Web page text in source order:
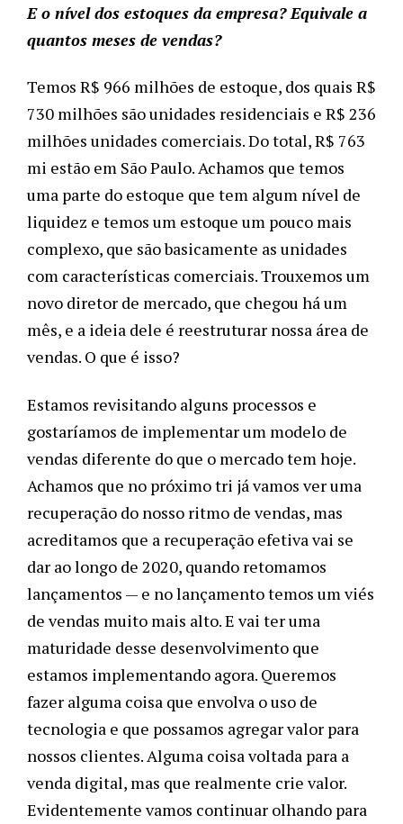
E o nível dos estoques da empresa? Equivale a
quantos meses de vendas?
Temos R$ 966 milhões de estoque, dos quais R$
730 milhões são unidades residenciais e R$ 236
milhões unidades comerciais. Do total, R$ 763
mi estão em São Paulo. Achamos que temos
uma parte do estoque que tem algum nível de
liquidez e temos um estoque um pouco mais
complexo, que são basicamente as unidades
com características comerciais. Trouxemos um
novo diretor de mercado, que chegou há um
mês, e a ideia dele é reestruturar nossa área de
vendas. O que é isso?
Estamos revisitando alguns processos e
gostaríamos de implementar um modelo de
vendas diferente do que o mercado tem hoje.
Achamos que no próximo tri já vamos ver uma
recuperação do nosso ritmo de vendas, mas
acreditamos que a recuperação efetiva vai se
dar ao longo de 2020, quando retomamos
lançamentos — e no lançamento temos um viés
de vendas muito mais alto. E vai ter uma
maturidade desse desenvolvimento que
estamos implementando agora. Queremos
fazer alguma coisa que envolva o uso de
tecnologia e que possamos agregar valor para
nossos clientes. Alguma coisa voltada para a
venda digital, mas que realmente crie valor.
Evidentemente vamos continuar olhando para